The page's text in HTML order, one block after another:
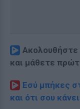
Ακολουθήστε
και μάθετε
Εσύ μπήκες
και ότι σου